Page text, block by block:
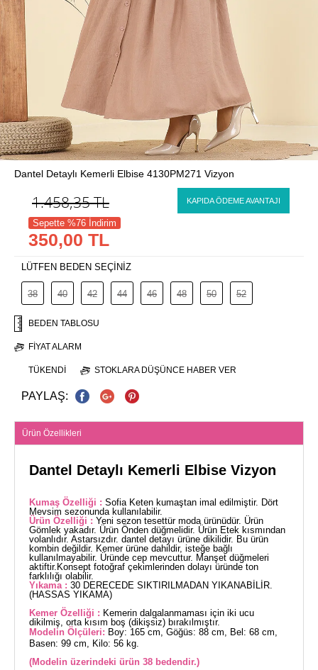
Dantel Detaylı Kemerli Elbise 4130PM271 Vizyon
1.458,35TL KAPIDA ÖDEME AVANTAJI
Sepette %76 İndirim
350,00 TL
LÜTFEN BEDEN SEÇİNİZ
38 40 42 44 46 48 50 52
BEDEN TABLOSU
FIYAT ALARM
TÜKENDI STOKLARA DÜŞÜNCE HABER VER
PAYLAŞ:
Ürün Özellikleri
Dantel Detaylı Kemerli Elbise Vizyon
Kumaş Özelliği : Sofia Keten kumaştan imal edilmiştir. Dört
Mevsim sezonunda kullanılabilir.
Ürün Özelliği : Yeni sezon tesettür moda ürünüdür. Ürün
Gömlek yakadır. Ürün Önden düğmelidir. Ürün Etek kısmından
volanlıdır. Astarsızdır. dantel detayı ürüne dikilidir. Bu ürün
kombin değildir. Kemer ürüne dahildir, isteğe bağlı
kullanılmayabilir. Üründe cep mevcuttur. Manşet düğmeleri
aktiftir.Konsept fotoğraf çekimlerinden dolayı üründe ton
farklılığı olabilir.
Yıkama : 30 DERECEDE SIKTIRILMADAN YIKANABİLİR.
(HASSAS YIKAMA)
Kemer Özelliği : Kemerin dalgalanmaması için iki ucu
dikilmiş, orta kısım boş (dikişsiz) bırakılmıştır.
Modelin Ölçüleri: Boy: 165 cm, Göğüs: 88 cm, Bel: 68 cm,
Basen: 99 cm, Kilo: 56 kg.
(Modelin üzerindeki ürün 38 bedendir.)